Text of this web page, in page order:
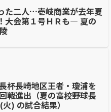
た二人…壱岐商業が去年夏
大会第１号ＨＲも― 夏の
杯長崎地区王者・瓊浦を
戦進出（夏の高校野球長
) の試合結果）